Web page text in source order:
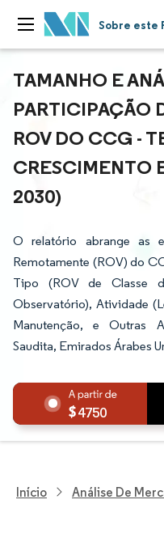
Sobre este
TAMANHO E
PARTICIPAÇÃO
ROV DO CCG -
CRESCIMENTO
2030)
O relatório abrange as
Remotamente (ROV) do
Tipo (ROV de Classe
Observatório), Atividade
Manutenção, e Outras
Saudita, Emirados Árabes
4750
Início Análise De